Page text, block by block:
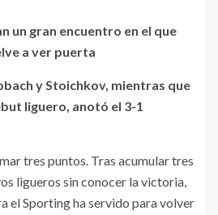
un gran encuentro en el que
a ver puerta
y Stoichkov, mientras que
liguero, anotó el 3-1
tres puntos. Tras acumular tres
ligueros sin conocer la victoria,
el Sporting ha servido para volver